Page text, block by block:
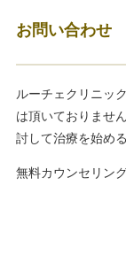
お問い合わせ
ルーチェクリニッ
は頂いておりませ
討して治療を始め
無料カウンセリン